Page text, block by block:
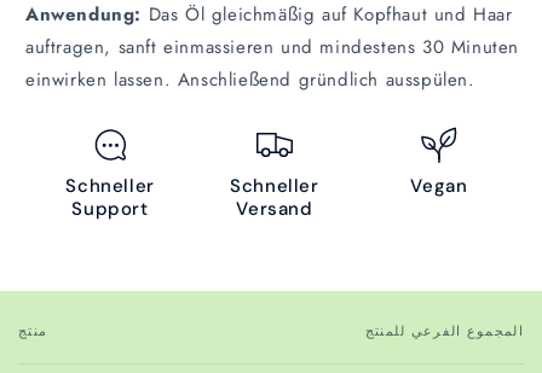
Anwendung: Das Öl gleichmäßig auf Kopfhaut und Haar
auftragen, sanft einmassieren und mindestens 30 Minuten
einwirken lassen. Anschließend gründlich ausspülen.
Schneller
Support
Schneller
Versand
Vegan
سلة
منتج المجموع الفرعي للمنتج